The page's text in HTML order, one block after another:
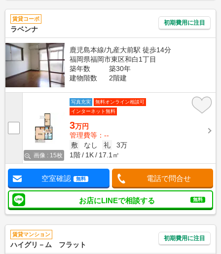
賃貸コーポ
ラベンナ
初期費用に注目
鹿児島本線/九産大前駅 徒歩14分
福岡県福岡市東区和白1丁目
築年数
築30年
建物階数
2階建
画像 : 15枚
写真充実
無料オンライン相談可
インターネット無料
3万円
管理費等：--
敷
なし 礼
3万
1階
1K 17.1㎡
空室確認 無料 電話で問合せ
お店にLINEで相談する 無料
賃貸マンション
ハイグリ－ム フラット
初期費用に注目